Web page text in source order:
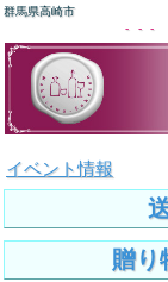
群馬県高崎市
---
イベント情報
贈り